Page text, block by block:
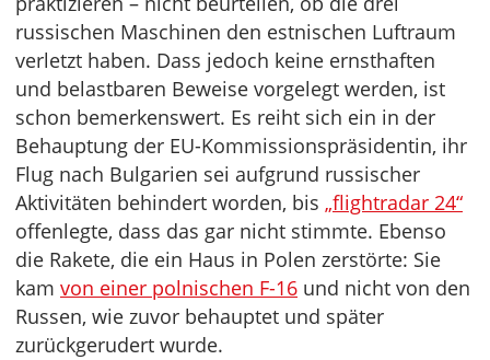
russischen Maschinen den estnischen Luftraum
verletzt haben. Dass jedoch keine ernsthaften
und belastbaren Beweise vorgelegt werden, ist
schon bemerkenswert. Es reiht sich ein in der
Behauptung der EU-Kommissionspräsidentin, ihr
Flug nach Bulgarien sei aufgrund russischer
Aktivitäten behindert worden, bis „flightradar 24“
offenlegte, dass das gar nicht stimmte. Ebenso
die Rakete, die ein Haus in Polen zerstörte: Sie
kam von einer polnischen F-16 und nicht von den
Russen, wie zuvor behauptet und später
zurückgerudert wurde.